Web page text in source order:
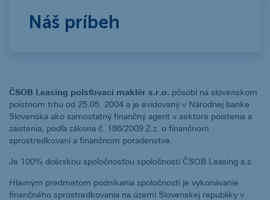
Náš príbeh
ČSOB Leasing poisťovací maklér s.r.o. pôsobí na slovenskom
poistnom trhu od 25.05. 2004 a je evidovaný v Národnej banke
Slovenska ako samostatný finančný agent v sektore poistenia a
zaistenia, podľa zákona č. 186/2009 Z.z. o finančnom
sprostredkovaní a finančnom poradenstve.
Je 100% dcérskou spoločnosťou spoločnosti ČSOB Leasing a.s.
Hlavným predmetom podnikania spoločnosti je vykonávanie
finančného sprostredkovania na území Slovenskej republiky v